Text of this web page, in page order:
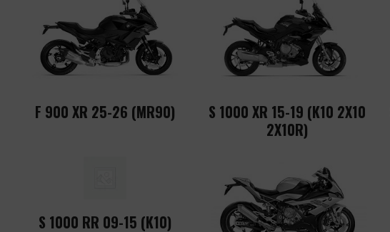
F 900 XR 25-26 (MR90)
S 1000 XR 15-19 (K10 2X10
2X10R)
S 1000 RR 09-15 (K10)